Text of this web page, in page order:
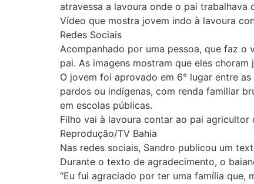
atravessa a lavoura onde o pai trabalhava
Vídeo que mostra jovem indo à lavoura
Redes Sociais
Acompanhado por uma pessoa, que faz o
pai. As imagens mostram que eles choram
O jovem foi aprovado em 6° lugar entre
pardos ou indígenas, com renda familiar
em escolas públicas.
Filho vai à lavoura contar ao pai agricultor
Reprodução/TV Bahia
Nas redes sociais, Sandro publicou um
Durante o texto de agradecimento, o
“Eu fui agraciado por ter uma família que,